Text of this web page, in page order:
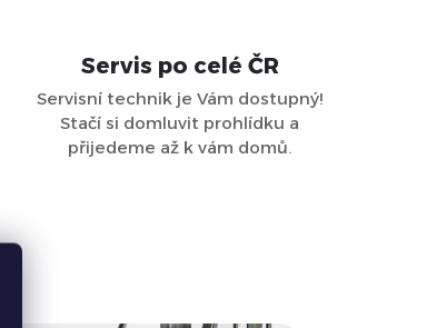
Servis po celé ČR
Servisní technik je Vám dostupný!
Stačí si domluvit prohlídku a
přijedeme až k vám domů.